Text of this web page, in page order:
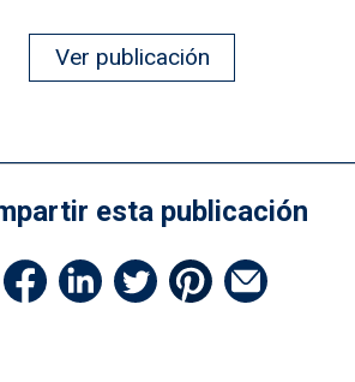
Ver publicación
esta publicación